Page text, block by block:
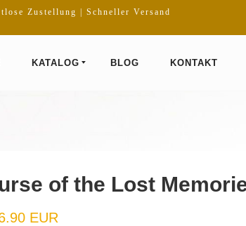
Zustellung | Schneller Versand
KATALOG BLOG KONTAKT
of the Lost
EUR